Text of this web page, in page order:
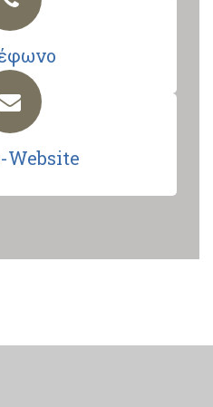
Website